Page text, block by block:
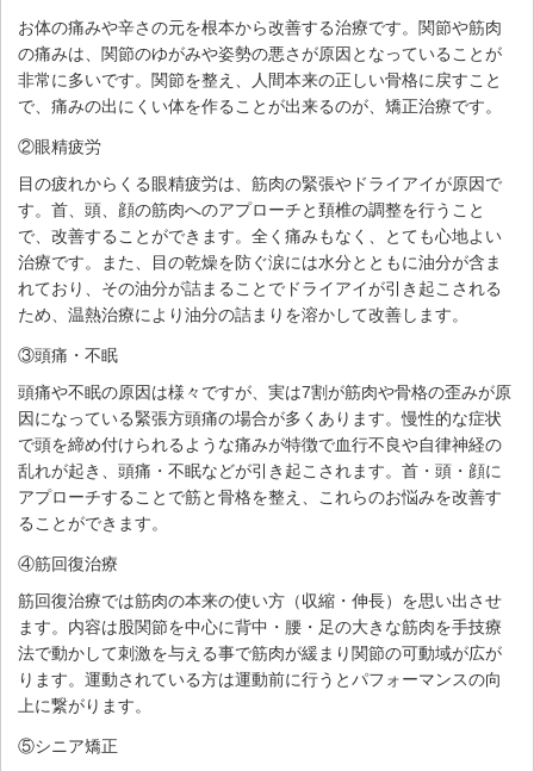
お体の痛みや辛さの元を根本から改善する治療です。関節や筋肉
の痛みは、関節のゆがみや姿勢の悪さが原因となっていることが
非常に多いです。関節を整え、人間本来の正しい骨格に戻すこと
で、痛みの出にくい体を作ることが出来るのが、矯正治療です。
②眼精疲労
目の疲れからくる眼精疲労は、筋肉の緊張やドライアイが原因で
す。首、頭、顔の筋肉へのアプローチと頚椎の調整を行うこと
で、改善することができます。全く痛みもなく、とても心地よい
治療です。また、目の乾燥を防ぐ涙には水分とともに油分が含ま
れており、その油分が詰まることでドライアイが引き起こされる
ため、温熱治療により油分の詰まりを溶かして改善します。
③頭痛・不眠
頭痛や不眠の原因は様々ですが、実は7割が筋肉や骨格の歪みが原
因になっている緊張方頭痛の場合が多くあります。慢性的な症状
で頭を締め付けられるような痛みが特徴で血行不良や自律神経の
乱れが起き、頭痛・不眠などが引き起こされます。首・頭・顔に
アプローチすることで筋と骨格を整え、これらのお悩みを改善す
ることができます。
④筋回復治療
筋回復治療では筋肉の本来の使い方（収縮・伸長）を思い出させ
ます。内容は股関節を中心に背中・腰・足の大きな筋肉を手技療
法で動かして刺激を与える事で筋肉が緩まり関節の可動域が広が
ります。運動されている方は運動前に行うとパフォーマンスの向
上に繋がります。
⑤シニア矯正